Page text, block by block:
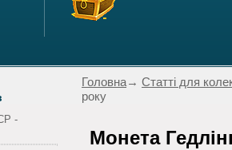
-
Головна→ Статті для
року
Монета